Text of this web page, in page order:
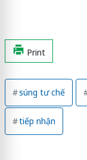
Print
súng tư chế
tiếp nhận